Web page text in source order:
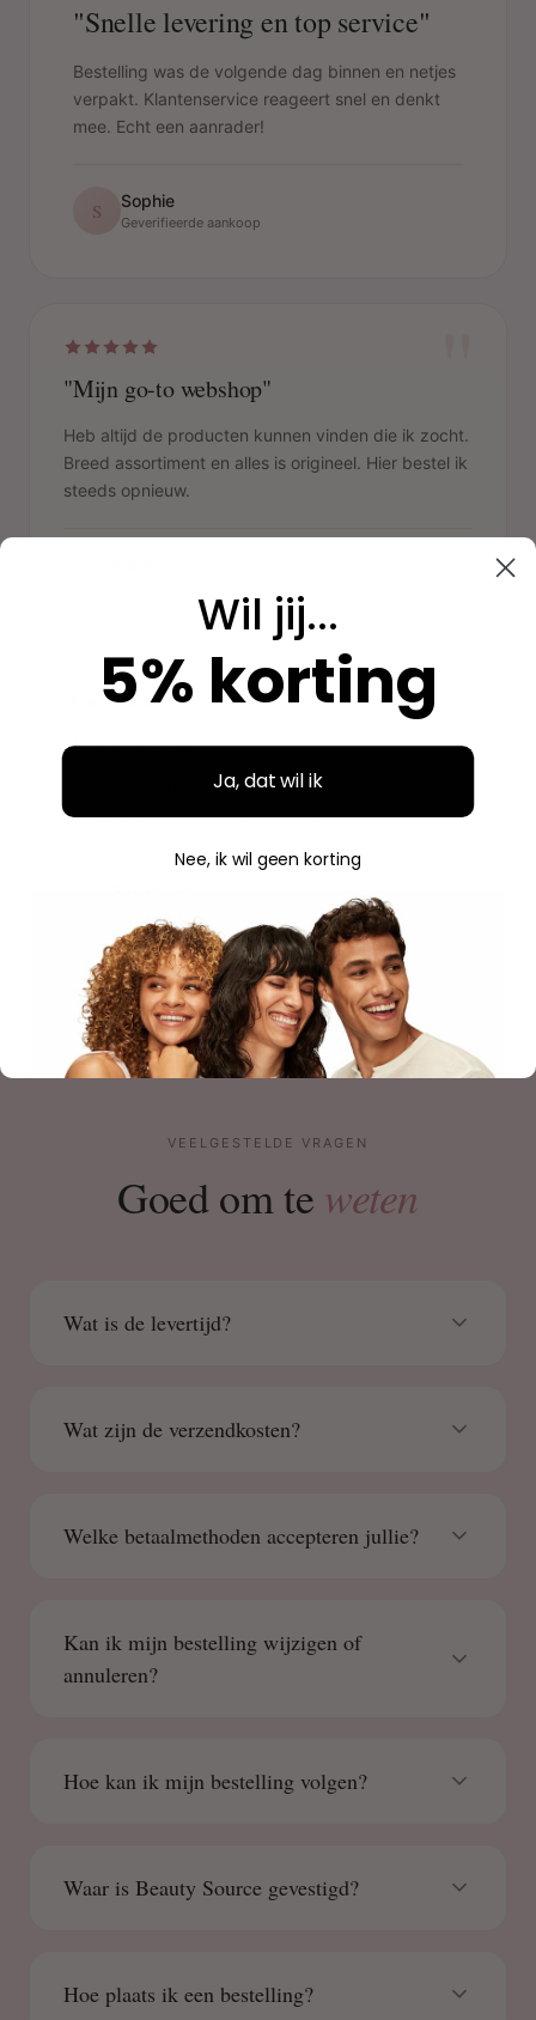
"Snelle levering en top service"
Bestelling was de volgende dag binnen en netjes
verpakt. Klantenservice reageert snel en denkt
mee. Echt een aanrader!
S Sophie
Geverifieerde aankoop
"Mijn go-to webshop"
Heb altijd de producten kunnen vinden die ik zocht.
Breed assortiment en alles is origineel. Hier bestel ik
steeds opnieuw.
"
"Fijne ervaring"
Duidelijke website, makkelijk bestellen en mooie
verpakking. Volgende keer weer.
VEELGESTELDE VRAGEN
Goed om te weten
Wat is de levertijd?
Wat zijn de verzendkosten?
Welke betaalmethoden accepteren jullie?
Kan ik mijn bestelling wijzigen of
annuleren?
Hoe kan ik mijn bestelling volgen?
Waar is Beauty Source gevestigd?
Hoe plaats ik een bestelling?
Wil jij...
5% korting
Ja, dat wil ik
Nee, ik wil geen korting